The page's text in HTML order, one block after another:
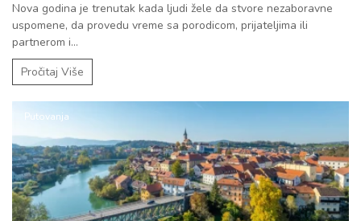
Nova godina je trenutak kada ljudi žele da stvore nezaboravne
uspomene, da provedu vreme sa porodicom, prijateljima ili
partnerom i...
Pročitaj Više
Putovanja